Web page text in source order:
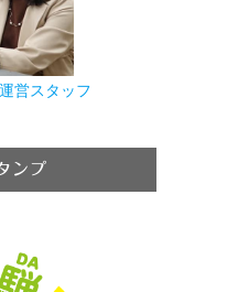
営スタッフ
ンプ